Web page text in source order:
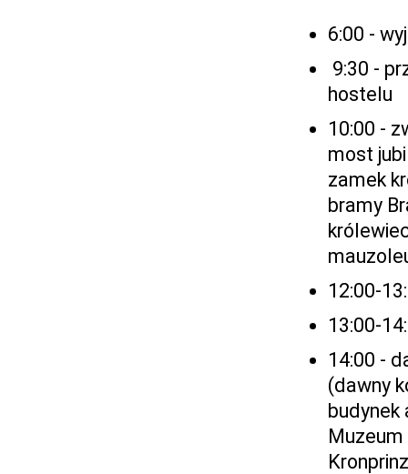
6:00 -
9:30 -
hostelu
10:00 -
most
zamek
bramy
12:00-
13:00-
14:00 -
(dawny
budynek